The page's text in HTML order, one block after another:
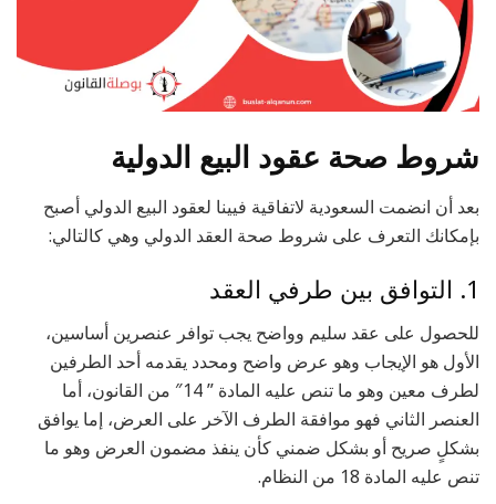
شروط صحة عقود البيع الدولية
بعد أن انضمت السعودية لاتفاقية فيينا لعقود البيع الدولي أصبح
بإمكانك التعرف على شروط صحة العقد الدولي وهي كالتالي:
1. التوافق بين طرفي العقد
للحصول على عقد سليم وواضح يجب توافر عنصرين أساسين،
الأول هو الإيجاب وهو عرض واضح ومحدد يقدمه أحد الطرفين
لطرف معين وهو ما تنص عليه المادة ” 14″ من القانون، أما
العنصر الثاني فهو موافقة الطرف الآخر على العرض، إما يوافق
بشكلٍ صريح أو بشكل ضمني كأن ينفذ مضمون العرض وهو ما
تنص عليه المادة 18 من النظام.